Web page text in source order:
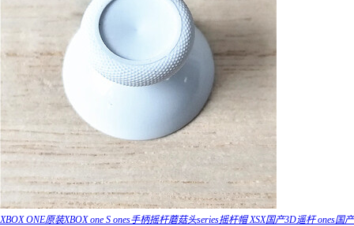
XBOX ONE原装XBOX one S ones手柄摇杆蘑菇头series摇杆帽 XSX国产3D遥杆 ones国产